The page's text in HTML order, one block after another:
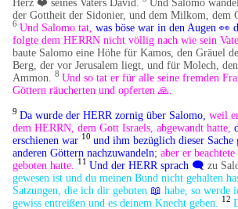
Herz ❤️ seines Vaters David. Und Salomo
der Gottheit der Sidonier, und dem Milkom, dem
6Und Salomo tat, was böse war in den Augen 👀
folgte dem HERRN nicht völlig nach wie sein
baute Salomo eine Höhe für Kamos, den Gräuel
Berg, der vor Jerusalem liegt, und für Molech,
Ammon.8Und so tat er für alle seine fremden
Göttern räucherten und opferten 🙏.
9Da wurde der HERR zornig über Salomo, weil
dem HERRN, dem Gott Israels, abgewandt hatte,
erschienen war 10und ihm bezüglich dieser
anderen Göttern nachzuwandeln;aber er
geboten hatte.
11Und der HERR sprach 🗨️zu
gewesen ist und du meinen Bund nicht gehalten
Satzungen, die ich dir geboten📖 habe, so werde
gewiss entreißen und es deinem Knecht geben.
12